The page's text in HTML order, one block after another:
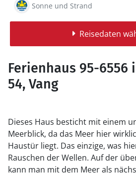
Sonne und Strand
Reisedaten
Ferienhaus 95-6556
54, Vang
Dieses Haus besticht mit einem
Meerblick, da das Meer hier
Haustür liegt. Das einzige, was
Rauschen der Wellen. Auf der überdachten Veranda
kann man mit dem Meer als